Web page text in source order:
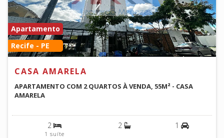
Apartamento
Recife - PE
CASA AMARELA
APARTAMENTO COM 2 QUARTOS À VENDA, 55M² - CASA
AMARELA
2
1 suíte
2 1